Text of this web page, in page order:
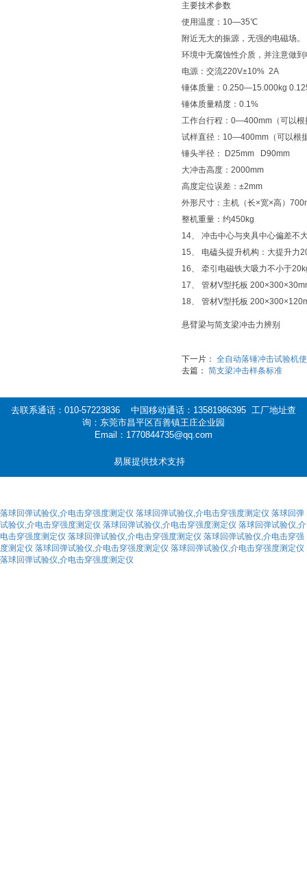
主要技术参数
使用温度：10—35℃
附近无大的振源，无强的电磁场。
环境中无腐蚀性介质，并注意做
电源：交流220V±10% 2A
锤体质量：0.250—15.000kg
锤体质量精度：0.1%
工作台行程：0—400mm（可以根
试样直径：10—400mm（可以根
锤头半径： D25mm D90mm
大冲击高度：2000mm
高度定位误差：±2mm
外形尺寸：主机（长×宽×高）
整机重量：约450kg
14、 冲击中心与夹具中心偏差不
15、 电磕头提升机构：大提升力
16、 牵引电磁铁大吸力不小于
17、 管材V型托板
18、 管材V型托板
悬臂梁与简支梁冲击力辨别
下一片： 全自动落锤冲击试验机
去篇： 简支梁冲击样条标准
去联系通话：010-57223836 中国移动通话：13581986395 工厂地址查
询：东莞市昌平区百善镇王庄企业园
Email：1770844735@qq.com
易展提供技术支持
落球回弹试验仪,介电击穿强度测定仪 落球回弹试验仪,介电击穿强度测定仪 落球回弹
试验仪,介电击穿强度测定仪 落球回弹试验仪,介电击穿强度测定仪 落球回弹试验仪,介
电击穿强度测定仪 落球回弹试验仪,介电击穿强度测定仪 落球回弹试验仪,介电击穿强
度测定仪 落球回弹试验仪,介电击穿强度测定仪 落球回弹试验仪,介电击穿强度测定仪
落球回弹试验仪,介电击穿强度测定仪